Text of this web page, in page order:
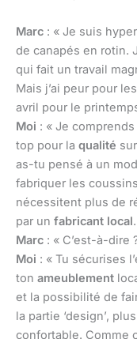
Marc : « Je suis
de canapés en rotin.
qui fait un travail
Mais j’ai peur pour
avril pour le
Moi : « Je
top pour la qualité
as-tu pensé à un
fabriquer les
nécessitent plus de
par un fabricant local
Marc : « C’est-à-dire
Moi : « Tu sécurises
ton ameublement
et la possibilité de
la partie ‘design’,
confortable. Comme